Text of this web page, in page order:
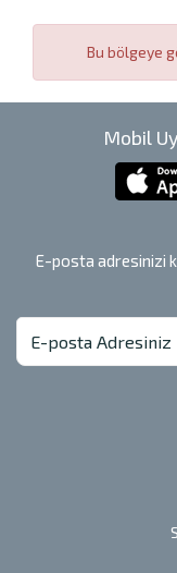
Bu bölgeye
Mobil
E-posta adresinizi